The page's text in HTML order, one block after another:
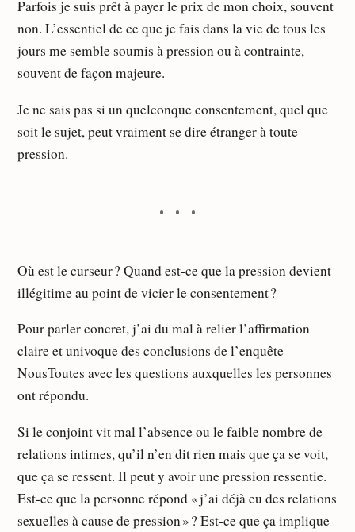
Parfois je suis prêt à payer le prix de mon choix, souvent
non. L’essentiel de ce que je fais dans la vie de tous les
jours me semble soumis à pression ou à contrainte,
souvent de façon majeure.
Je ne sais pas si un quelconque consentement, quel que
soit le sujet, peut vraiment se dire étranger à toute
pression.
Où est le curseur ? Quand est-ce que la pression devient
illégitime au point de vicier le consentement ?
Pour parler concret, j’ai du mal à relier l’affirmation
claire et univoque des conclusions de l’enquête
NousToutes avec les questions auxquelles les personnes
ont répondu.
Si le conjoint vit mal l’absence ou le faible nombre de
relations intimes, qu’il n’en dit rien mais que ça se voit,
que ça se ressent. Il peut y avoir une pression ressentie.
Est-ce que la personne répond « j’ai déjà eu des relations
sexuelles à cause de pression » ? Est-ce que ça implique